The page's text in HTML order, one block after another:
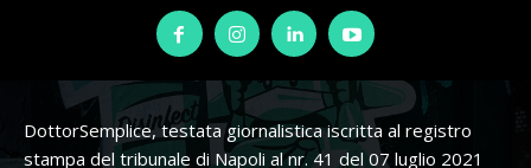
DottorSemplice, testata giornalistica iscritta al registro
stampa del tribunale di Napoli al nr. 41 del 07 luglio 2021